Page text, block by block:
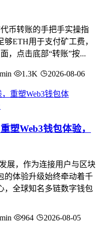
币转账的手把手实操指
ETH用于支付矿工费，
，点击底部“转账”按...
1.3K 2026-08-06
塑Web3钱包体验，
展，作为连接用户与区块
的体验升级始终牵动着千
，全球知名多链数字钱包
964 2026-08-05